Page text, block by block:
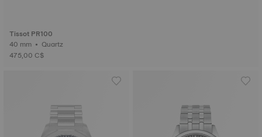
Tissot PR100
40 mm • Quartz
475,00 C$